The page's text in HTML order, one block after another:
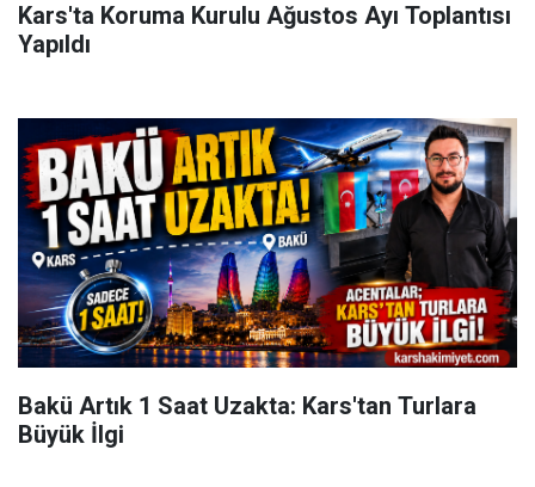
Kars'ta Koruma Kurulu Ağustos Ayı Toplantısı
Yapıldı
Bakü Artık 1 Saat Uzakta: Kars'tan Turlara
Büyük İlgi